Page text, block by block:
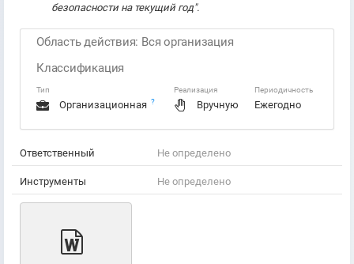
безопасности на текущий год".
Область действия: Вся организация
Классификация
Тип
Организационная ?
Реализация
Вручную
Периодичность
Ежегодно
Ответственный Не определено
Инструменты Не определено